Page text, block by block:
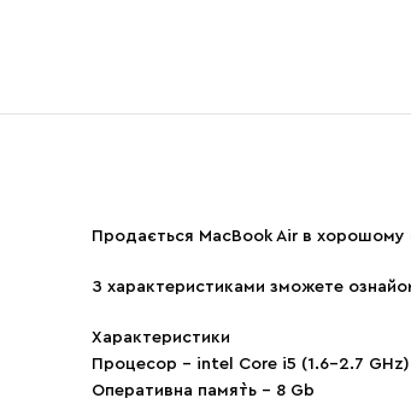
Продається MacBook Air в хорошому
З характеристиками зможете
Характеристики
Процесор – intel Core i5 (1.6-2.7 GHz)
Оперативна памя`ть – 8 Gb